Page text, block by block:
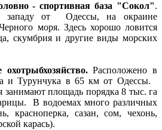
- спортивная база "Сокол".
западу от Одессы, на окраине
моря. Здесь хорошо ловится
скумбрия и другие виды морских
охотрыбхозяйство.Расположено в
и Турунчука в 65 км от Одессы.
занимают площадь порядка 8 тыс. га
В водоемах много различных
красноперка, сазан, сом, чехонь,
карась).